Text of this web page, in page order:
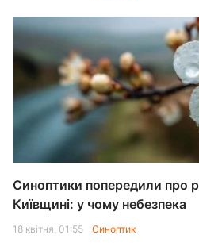
Синоптики попередили про
Київщині: у чому небезпека
18 квітня, 01:55 Синоптик